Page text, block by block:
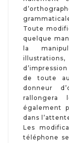
Toute
quelque
la
de toute
donneur
rallongera
également
dans
Les
téléphone